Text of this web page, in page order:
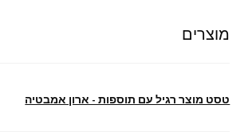
מוצרים
טסט מוצר רגיל עם תוספות - ארון אמבטיה